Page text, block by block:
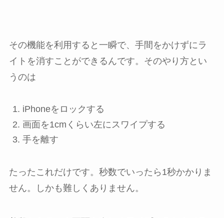
その機能を利用すると一瞬で、手間をかけずにラ
イトを消すことができるんです。そのやり方とい
うのは
iPhoneをロックする
画面を1cmくらい左にスワイプする
手を離す
たったこれだけです。秒数でいったら1秒かかりま
せん。しかも難しくありません。